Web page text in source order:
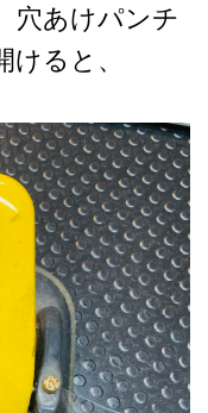
穴あけパンチ
ると、